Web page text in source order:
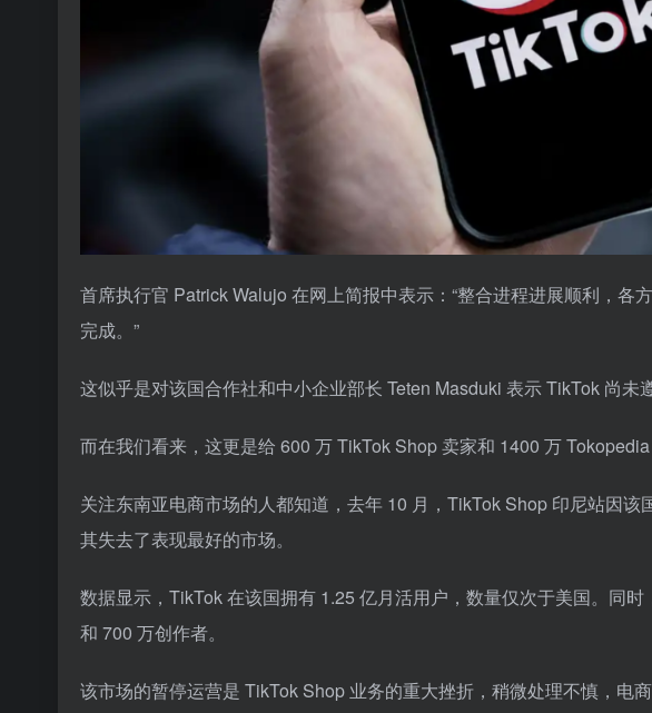
首席执行官 Patrick Walujo 在网上简报中表示：“整合进程进展顺利，各
完成。”
这似乎是对该国合作社和中小企业部长 Teten Masduki 表示 TikTok 尚未
而在我们看来，这更是给 600 万 TikTok Shop 卖家和 1400 万 Tokopedia
关注东南亚电商市场的人都知道，去年 10 月，TikTok Shop 印尼站因
其失去了表现最好的市场。
数据显示，TikTok 在该国拥有 1.25 亿月活用户，数量仅次于美国。同
和 700 万创作者。
该市场的暂停运营是 TikTok Shop 业务的重大挫折，稍微处理不慎， 电